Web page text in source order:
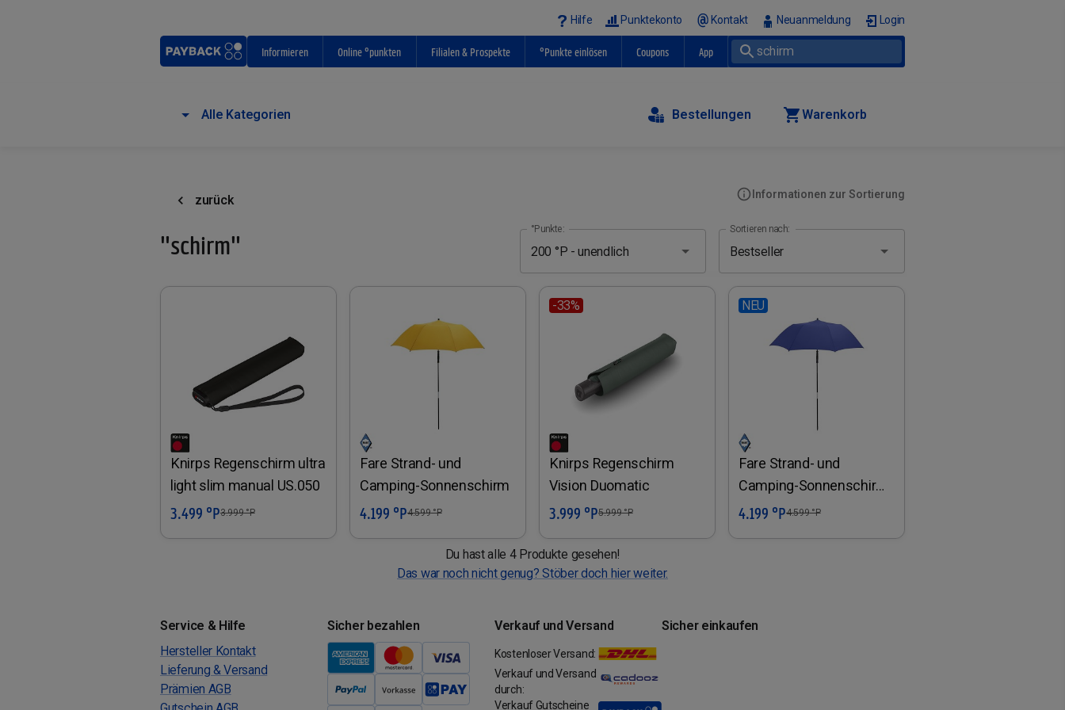
Hilfe Punktekonto Kontakt Neuanmeldung Login
Informieren Online °punkten Filialen & Prospekte °Punkte einlösen Coupons App
Alle Kategorien Bestellungen Warenkorb
zurück
"schirm"
Informationen zur Sortierung
°Punkte: Sortieren nach:
Knirps Regenschirm ultra
light slim manual US.050
In den Warenkorb
3.499 °P3.999°P
Fare Strand- und
Camping-Sonnenschirm
In den Warenkorb
4.199 °P4.599°P
-33%
Knirps Regenschirm
Vision Duomatic
In den Warenkorb
3.999 °P5.999°P
NEU
Fare Strand- und
Camping-Sonnenschirm,
blau
In den Warenkorb
4.199 °P4.599°P
Du hast alle 4 Produkte gesehen!
Das war noch nicht genug? Stöber doch hier weiter.
Service & Hilfe
Hersteller Kontakt
Lieferung & Versand
Prämien AGB
Sicher bezahlen Verkauf und Versand
Kostenloser Versand:
Verkauf und Versand
durch:
Verkauf Gutscheine
Sicher einkaufen